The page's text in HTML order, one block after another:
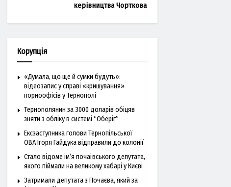
керівництва Чорткова
Корупція
«Думала, що ще й сумки будуть»:
відеозапис у справі «кришування»
порноофісів у Тернополі
Тернополянин за 3000 доларів обіцяв
зняти з обліку в системі “Оберіг”
Ексзаступника голови Тернопільської
ОВА Ігоря Гайдука відправили до колонії
Стало відоме ім’я почаївського депутата,
якого піймали на великому хабарі у Києві
Затримали депутата з Почаєва, який за